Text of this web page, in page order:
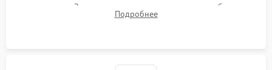
осушителя. Замена изношенных вентиляторов обдува,
сломанных заслонок или поврежденных дверных петель.
Подробнее